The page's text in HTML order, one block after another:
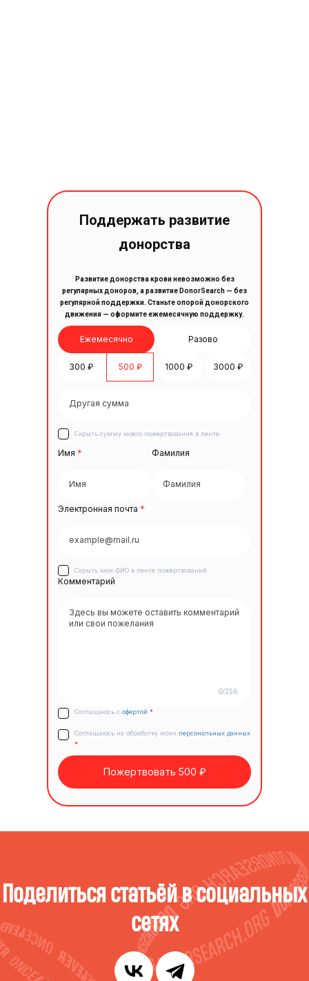
Поддержать развитие
донорства
Развитие донорства крови невозможно без
регулярных доноров, а развитие DonorSearch — без
регулярной поддержки. Станьте опорой донорского
движения — оформите ежемесячную поддержку.
Ежемесячно Разово
300 ₽ 500 ₽ 1000 ₽ 3000 ₽
Скрыть сумму моего пожертвования в ленте
Имя * Фамилия
Электронная почта *
Скрыть мои ФИО в ленте пожертвований
Комментарий
0/256
Соглашаюсь с офертой *
Соглашаюсь на обработку моих персональных данных
*
Пожертвовать 500 ₽
Поделиться статьёй в социальных
сетях